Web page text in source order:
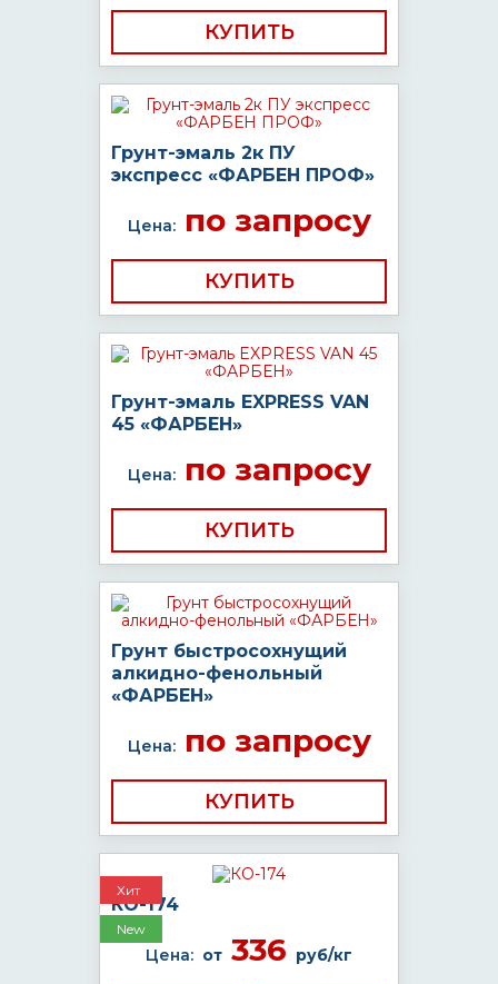
КУПИТЬ
Грунт-эмаль 2к ПУ
экспресс «ФАРБЕН ПРОФ»
Цена:по запросу
КУПИТЬ
Грунт-эмаль EXPRESS VAN
45 «ФАРБЕН»
Цена:по запросу
КУПИТЬ
Грунт быстросохнущий
алкидно-фенольный
«ФАРБЕН»
Цена:по запросу
КУПИТЬ
Хит
New
КО-174
Цена: от 336 руб/кг